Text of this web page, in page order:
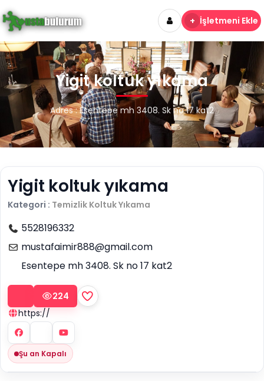
+ İşletmeni Ekle
Yigit koltuk yıkama
Adres : Esentepe mh 3408. Sk no 17 kat2
Yigit koltuk yıkama
Kategori : Temizlik Koltuk Yıkama
5528196332
mustafaimir888@gmail.com
Esentepe mh 3408. Sk no 17 kat2
224
https://
Şu an Kapalı